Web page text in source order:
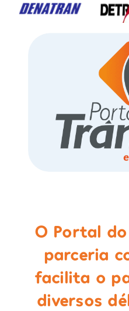
O Portal
parceria
facilita o
diversos